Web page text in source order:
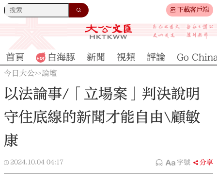
下載客戶端
首頁 白海豚 新聞 視頻 評論 Go
今日大公>>論壇
以法論事/「立場案」判決說明
守住底線的新聞才能自由\顧敏
康
2024.10.04 04:17 字號 分享